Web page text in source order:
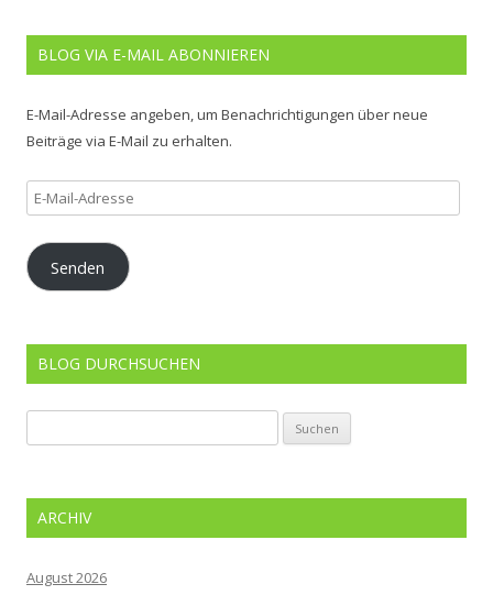
BLOG VIA E-MAIL ABONNIEREN
E-Mail-Adresse angeben, um Benachrichtigungen über neue
Beiträge via E-Mail zu erhalten.
E-
Mail-
Adresse
Senden
BLOG DURCHSUCHEN
nach:
ARCHIV
August 2026